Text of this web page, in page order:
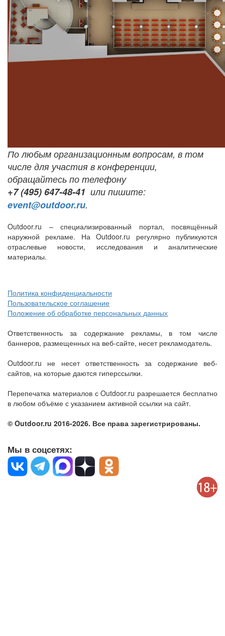
По любым организационным вопросам, в том
числе для участия в конференции,
обращайтесь по телефону
+7 (495) 647-48-41 или пишите:
event@outdoor.ru.
Outdoor.ru – специализированный портал, посвящённый
наружной рекламе. На Outdoor.ru регулярно публикуются
отраслевые новости, исследования и аналитические
материалы.
Политика конфиденциальности
Пользовательское соглашение
Положение об обработке персональных данных
Ответственность за содержание рекламы, в том числе
баннеров, размещенных на веб-сайте, несет рекламодатель.
Outdoor.ru не несет ответственность за содержание веб-
сайтов, на которые даются гиперссылки.
Перепечатка материалов с Outdoor.ru разрешается бесплатно
в любом объёме с указанием активной ссылки на сайт.
© Outdoor.ru 2016-2026. Все права зарегистрированы.
Мы в соцсетях: